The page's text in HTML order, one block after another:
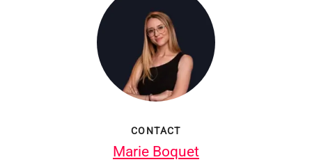
CONTACT
Marie Boquet